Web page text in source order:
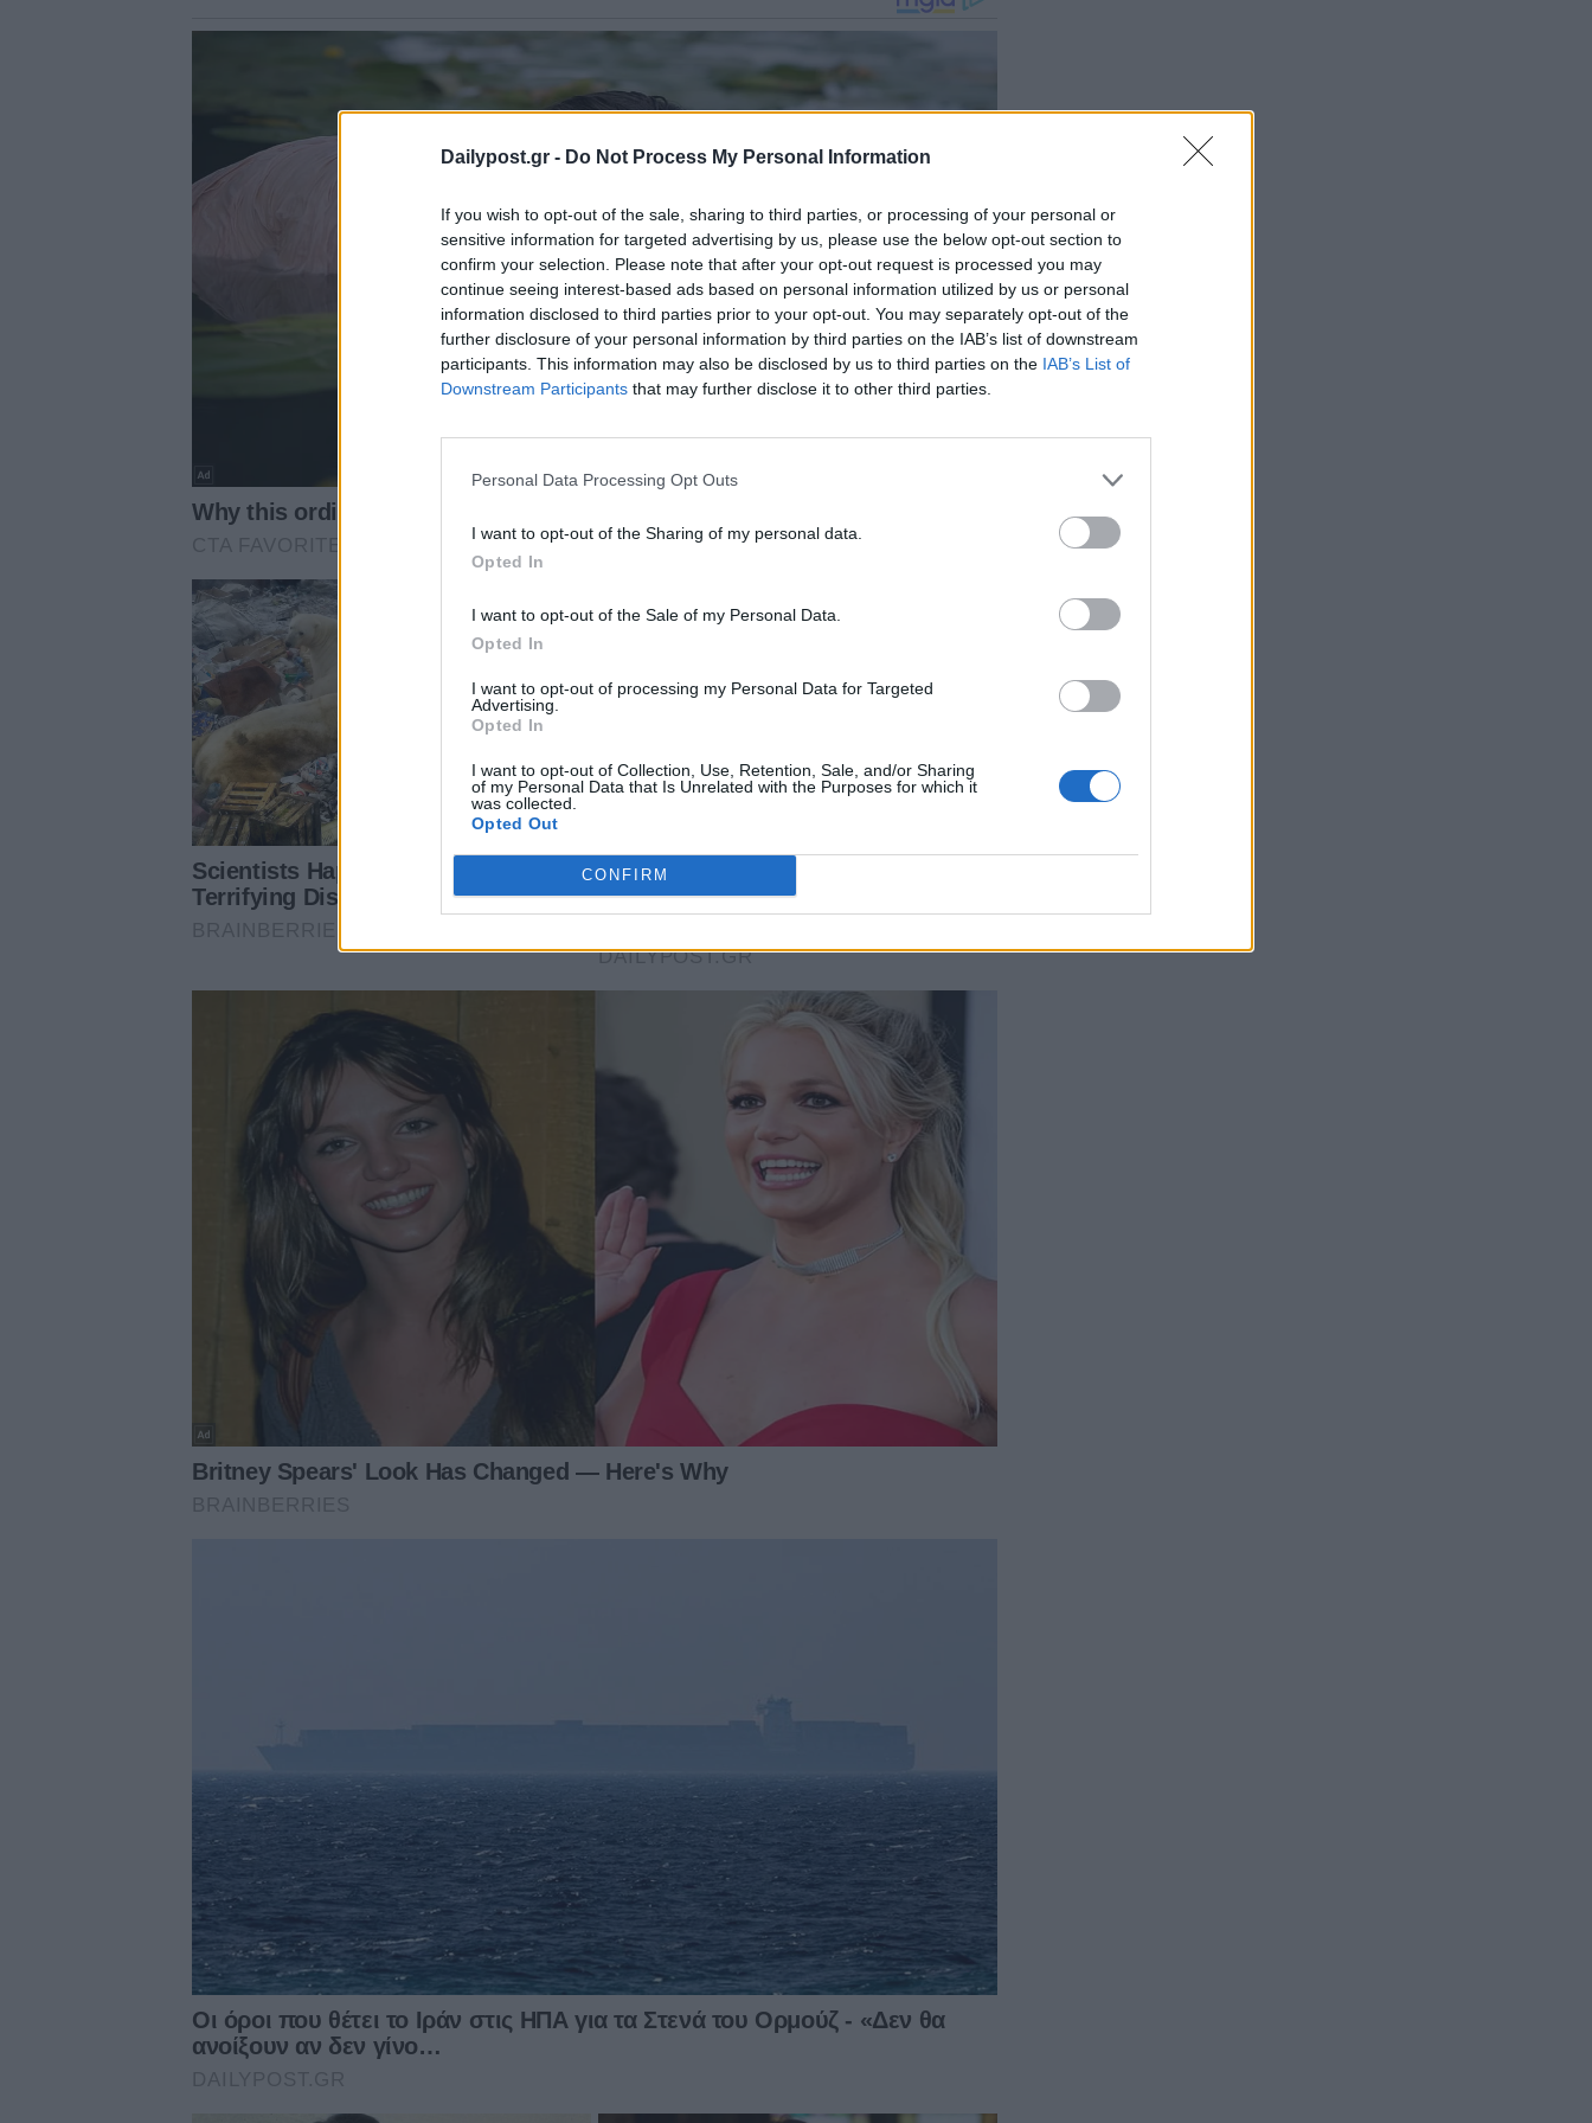
Dailypost.gr - Do Not Process My Personal Information
If you wish to opt-out of the sale, sharing to third parties, or processing of your personal or
sensitive information for targeted advertising by us, please use the below opt-out section to
confirm your selection. Please note that after your opt-out request is processed you may
continue seeing interest-based ads based on personal information utilized by us or personal
information disclosed to third parties prior to your opt-out. You may separately opt-out of the
further disclosure of your personal information by third parties on the IAB’s list of downstream
participants. This information may also be disclosed by us to third parties on the IAB’s List of
Downstream Participants that may further disclose it to other third parties.
Personal Data Processing Opt Outs
I want to opt-out of the Sharing of my personal data.
Opted In
I want to opt-out of the Sale of my Personal Data.
Opted In
I want to opt-out of processing my Personal Data for Targeted
Advertising.
Opted In
I want to opt-out of Collection, Use, Retention, Sale, and/or Sharing
of my Personal Data that Is Unrelated with the Purposes for which it
was collected.
Opted Out
CONFIRM